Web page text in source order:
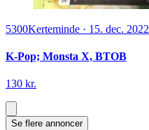
5300Kerteminde · 15. dec. 2022
K-Pop; Monsta X, BTOB
130 kr.
Se flere annoncer